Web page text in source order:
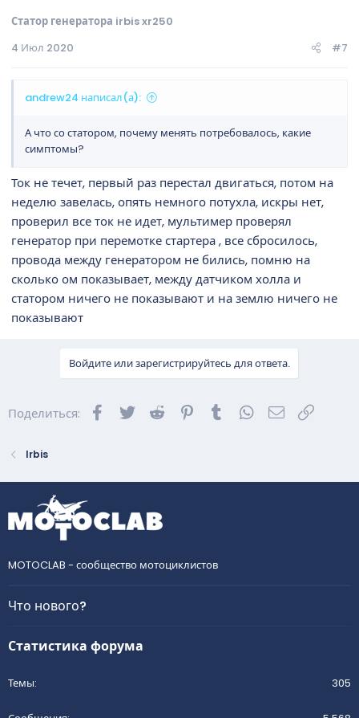
Статор генератора irbis xr250
4 Июл 2020
#7
andrew24 написал(а):
А что со статором, почему менять потребовалось, какие
симптомы?
Ток не течет, первый раз перестал двигаться, потом на
неделю завелась, опять немного потухла, искры нет,
проверил все ток не идет, мультимер проверял
генератор при перемотке стартера , все сбросилось,
провода между генератором не бились, помню на
сколько ом показывает, между датчиком холла и
статором ничего не показывают и на землю ничего не
показывают
Войдите или зарегистрируйтесь для ответа.
Поделиться: Facebook
Twitter Reddit Pinterest
Tumblr WhatsApp
Irbis
MOTOCLAB - сообщество мотоциклистов
Что нового?
Статистика форума
Темы 305